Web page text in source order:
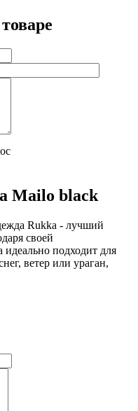
Mailo black
Rukka - лучший
своей
подходит для
ветер или ураган,